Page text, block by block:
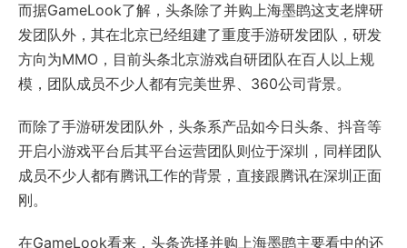
而据GameLook了解，头条除了并购上海墨鹍这支老牌研
发团队外，其在北京已经组建了重度手游研发团队，研发
方向为MMO，目前头条北京游戏自研团队在百人以上规
模，团队成员不少人都有完美世界、360公司背景。
而除了手游研发团队外，头条系产品如今日头条、抖音等
开启小游戏平台后其平台运营团队则位于深圳，同样团队
成员不少人都有腾讯工作的背景，直接跟腾讯在深圳正面
刚。
在GameLook看来，头条选择并购上海墨鹍主要看中的还